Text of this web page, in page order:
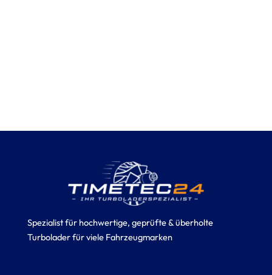
Spezialist für hochwertige, geprüfte & überholte
Turbolader für viele Fahrzeugmarken